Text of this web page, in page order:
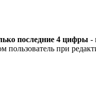
последние 4 цифры -
при